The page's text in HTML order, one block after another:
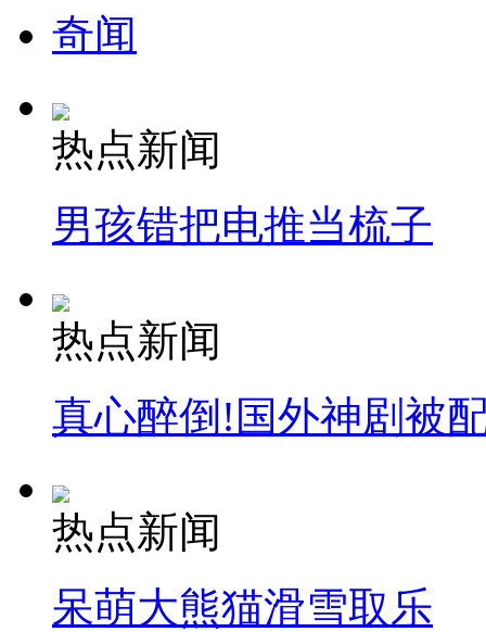
奇闻
热点新闻
男孩错把电推当梳子
热点新闻
真心醉倒!国外神剧被
热点新闻
呆萌大熊猫滑雪取乐